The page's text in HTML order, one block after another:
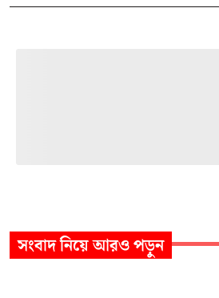
সংবাদনিয়ে আরও পড়ুন